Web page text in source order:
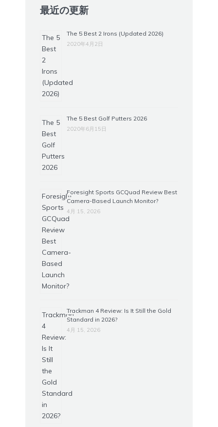
最近の更新
The 5 Best 2 Irons (Updated 2026)
2020年4月2日
The 5 Best Golf Putters 2026
2020年6月15日
Foresight Sports GCQuad Review Best
Camera-Based Launch Monitor?
4月 15, 2026
Trackman 4 Review: Is It Still the Gold
Standard in 2026?
4月 15, 2026